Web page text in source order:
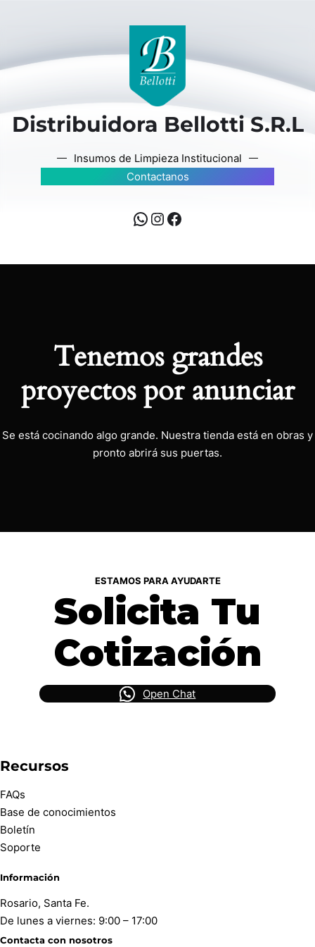
Distribuidora Bellotti S.R.L
Insumos de Limpieza Institucional
Contactanos
Tenemos grandes
proyectos por anunciar
Se está cocinando algo grande. Nuestra tienda está en obras y
pronto abrirá sus puertas.
ESTAMOS PARA AYUDARTE
Solicita Tu
Cotización
Open Chat
Recursos
FAQs
Base de conocimientos
Boletín
Soporte
Información
Rosario, Santa Fe.
De lunes a viernes: 9:00 – 17:00
Contacta con nosotros